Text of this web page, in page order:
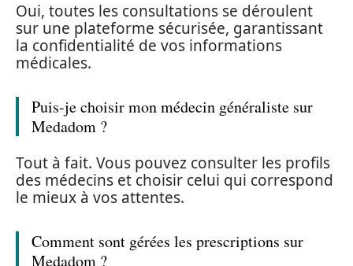
Oui, toutes les consultations se déroulent
sur une plateforme sécurisée, garantissant
la confidentialité de vos informations
médicales.
Puis-je choisir mon médecin généraliste sur
Medadom ?
Tout à fait. Vous pouvez consulter les profils
des médecins et choisir celui qui correspond
le mieux à vos attentes.
Comment sont gérées les prescriptions sur
Medadom ?